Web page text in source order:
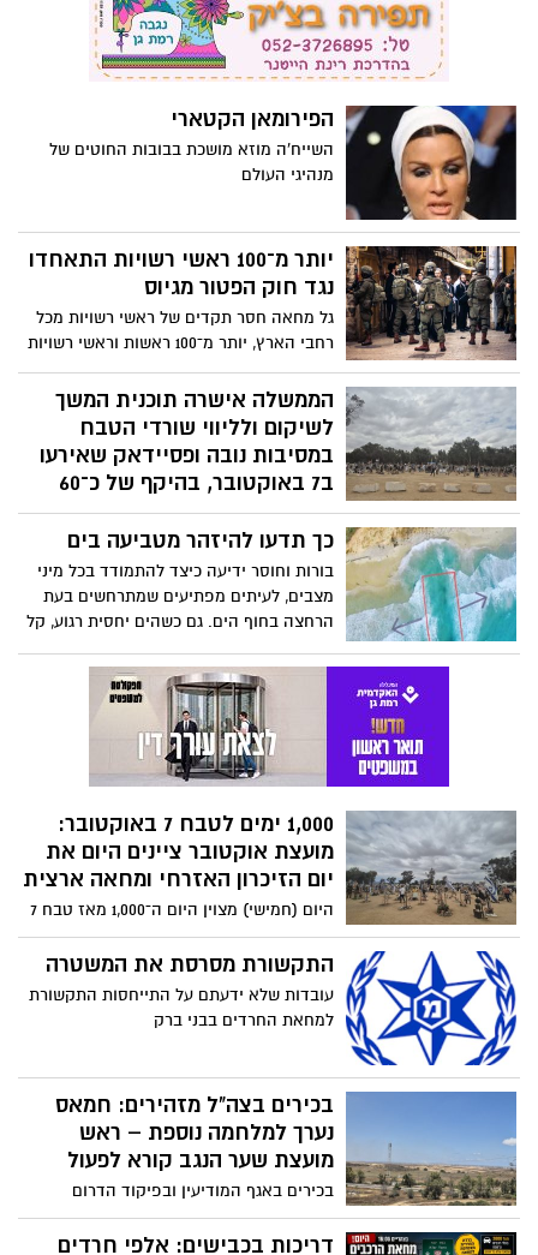
פרטי אשראי ומידע אישי.
הפירומאן הקטארי
השייח'ה מוזא מושכת בבובות החוטים של
מנהיגי העולם
יותר מ־100 ראשי רשויות התאחדו
נגד חוק הפטור מגיוס
גל מחאה חסר תקדים של ראשי רשויות מכל
רחבי הארץ, יותר מ־100 ראשות וראשי רשויות
חתמו על גילוי דעת משותף הקורא לעצור את
החקיקה שתאפשר, לדבריהם, השתמטות
משירות צבאי ותפגע בעקרון השוויון בנטל.
הממשלה אישרה תוכנית המשך
לשיקום ולליווי שורדי הטבח
במסיבות נובה ופסיידאק שאירעו
ב7 באוקטובר, בהיקף של כ־60
מיליון שקלים
הממשלה אישרה כעת (יום א') את הצעת
ראש הממשלה בנימין נתניהו, המממשת את
התחייבות המדינה להמשיך ולעמוד לצד
שורדי מסיבות נובה ופסיידאק גם בשלב
אושרה תכנית להמשך וחיזוק מעטפת המענים
במטרה להבטיח רצף טיפולי, שיקומי
ותעסוקתי ארוך טווח לאלפי השורדים ובני
משפחותיהם.
כך תדעו להיזהר מטביעה בים
בורות וחוסר ידיעה כיצד להתמודד בכל מיני
מצבים, לעיתים מפתיעים שמתרחשים בעת
הרחצה בחוף הים. גם כשהים יחסית רגוע, קל
שנסחפים פנימה?
1,000 ימים לטבח 7 באוקטובר:
מועצת אוקטובר ציינים היום את
יום הזיכרון האזרחי ומחאה ארצית
היום (חמישי) מצוין היום ה־1,000 מאז טבח 7
באוקטובר, ומועצת אוקטובר מקיימת יום
זיכרון אזרחי ומחאה ארצי תחת הכותרת
"1,000 ימים של שבעה".
התקשורת מסרסת את המשטרה
עובדות שלא ידעתם על התייחסות התקשורת
למחאת החרדים בבני ברק
בכירים בצה"ל מזהירים: חמאס
נערך למלחמה נוספת – ראש
מועצת שער הנגב קורא לפעול
בכירים באגף המודיעין ובפיקוד הדרום
הזהירו את הרמטכ"ל כי חמאס ממשיך להיערך
לעימות נוסף מול ישראל. לדבריהם, הארגון
דריכות בכבישים: אלפי חרדים